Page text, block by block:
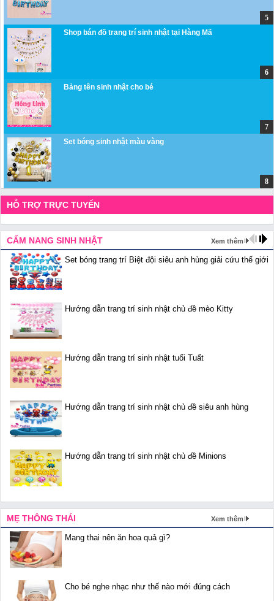
Shop bán đồ trang trí sinh nhật tại Hàng Mã
Bảng tên sinh nhật cho bé
Set bóng sinh nhật màu vàng
HỖ TRỢ TRỰC TUYẾN
CẨM NANG SINH NHẬT Xem thêm
Set bóng trang trí Biệt đội siêu anh hùng giải cứu thế giới
Hướng dẫn trang trí sinh nhật chủ đề mèo Kitty
Hướng dẫn trang trí sinh nhật tuổi Tuất
Hướng dẫn trang trí sinh nhật chủ đề siêu anh hùng
Hướng dẫn trang trí sinh nhật chủ đề Minions
MẸ THÔNG THÁI Xem thêm
Mang thai nên ăn hoa quả gì?
Cho bé nghe nhạc như thế nào mới đúng cách